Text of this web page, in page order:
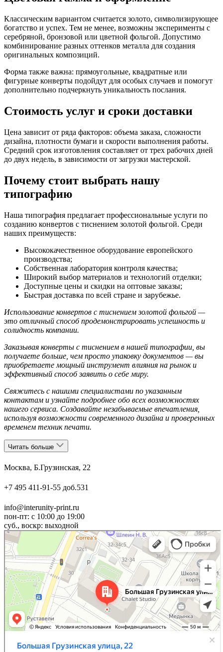
Классическим вариантом считается золото, символизирующее
богатство и успех. Тем не менее, возможны эксперименты с
серебряной, бронзовой или цветной фольгой. Допустимо
комбинирование разных оттенков металла для создания
оригинальных композиций.
Форма также важна: прямоугольные, квадратные или
фигурные конверты подойдут для особых случаев и помогут
дополнительно подчеркнуть уникальность послания.
Стоимость услуг и сроки доставки
Цена зависит от ряда факторов: объема заказа, сложности
дизайна, плотности бумаги и скорости выполнения работы.
Средний срок изготовления составляет от трех рабочих дней
до двух недель, в зависимости от загрузки мастерской.
Почему стоит выбрать нашу
типографию
Наша типография предлагает профессиональные услуги по
созданию конвертов с тиснением золотой фольгой. Среди
наших преимуществ:
Высококачественное оборудование европейского
производства;
Собственная лаборатория контроля качества;
Широкий выбор материалов и технологий отделки;
Доступные цены и скидки на оптовые заказы;
Быстрая доставка по всей стране и зарубежье.
Использование конвертов с тиснением золотой фольгой —
это отличный способ продемонстрировать успешность и
солидность компании.
Заказывая конверты с тиснением в нашей типографии, вы
получаете больше, чем просто упаковку документов — вы
приобретаете мощный инструмент влияния на рынок и
эффективный способ заявить о себе миру.
Свяжитесь с нашими специалистами по указанным
контактам и узнайте подробнее обо всех возможностях
нашего сервиса. Создавайте незабываемые впечатления,
используя возможности современного дизайна и проверенных
временем техник печати.
Читать больше
Москва, Б.Грузинская, 22
+7 495 411-91-55 доб.531
info@interunity-print.ru
пон-пт: с 10:00 до 19:00
суб., воскр: выходной